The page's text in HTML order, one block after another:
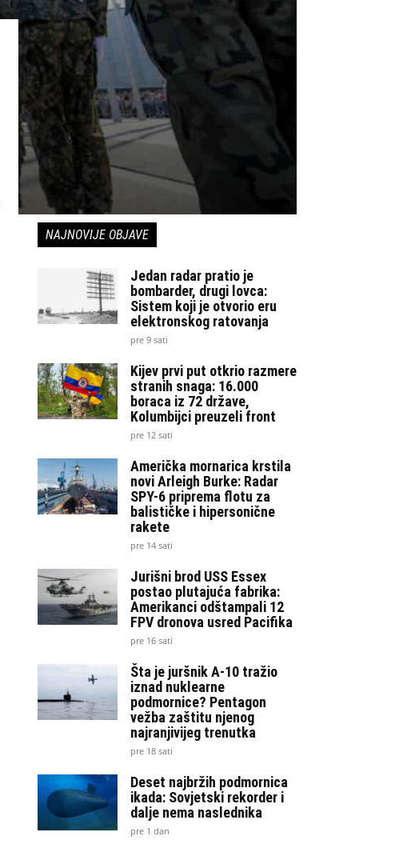
NAJNOVIJE OBJAVE
Jedan radar pratio je
bombarder, drugi lovca:
Sistem koji je otvorio eru
elektronskog ratovanja
pre 9 sati
Kijev prvi put otkrio razmere
stranih snaga: 16.000
boraca iz 72 države,
Kolumbijci preuzeli front
pre 12 sati
Američka mornarica krstila
novi Arleigh Burke: Radar
SPY-6 priprema flotu za
balističke i hipersonične
rakete
pre 14 sati
Jurišni brod USS Essex
postao plutajuća fabrika:
Amerikanci odštampali 12
FPV dronova usred Pacifika
pre 16 sati
Šta je juršnik A-10 tražio
iznad nuklearne
podmornice? Pentagon
vežba zaštitu njenog
najranjivijeg trenutka
pre 18 sati
Deset najbržih podmornica
ikada: Sovjetski rekorder i
dalje nema naslednika
pre 1 dan